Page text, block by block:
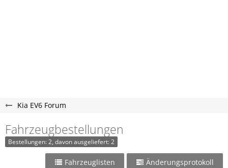
Kia EV6 Forum
Fahrzeugbestellungen
Bestellungen: 2, davon ausgeliefert: 2
Fahrzeuglisten Änderungsprotokoll